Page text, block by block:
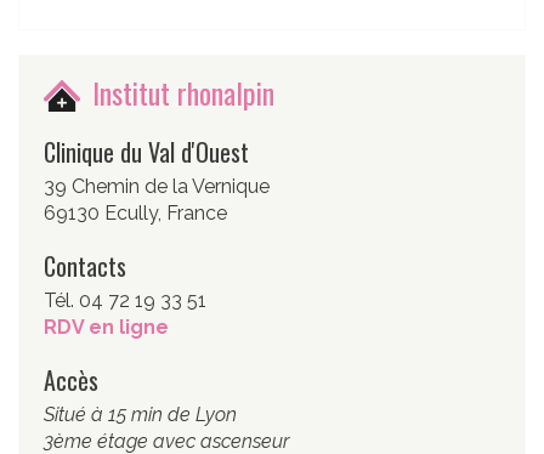
Institut rhonalpin
Clinique du Val d'Ouest
39 Chemin de la Vernique
69130 Ecully, France
Contacts
Tél. 04 72 19 33 51
RDV en ligne
Accès
Situé à 15 min de Lyon
3ème étage avec ascenseur